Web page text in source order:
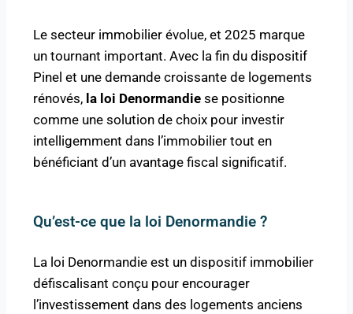
Le secteur immobilier évolue, et 2025 marque
un tournant important. Avec la fin du dispositif
Pinel et une demande croissante de logements
rénovés, la loi Denormandie se positionne
comme une solution de choix pour investir
intelligemment dans l’immobilier tout en
bénéficiant d’un avantage fiscal significatif.
Qu’est-ce que la loi Denormandie ?
La loi Denormandie est un dispositif immobilier
défiscalisant conçu pour encourager
l’investissement dans des logements anciens